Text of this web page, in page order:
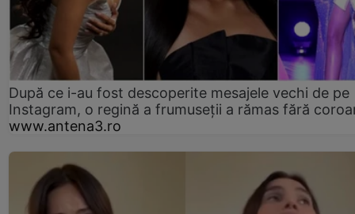
După ce i-au fost descoperite mesajele vechi de pe
Instagram, o regină a frumuseții a rămas fără
www.antena3.ro